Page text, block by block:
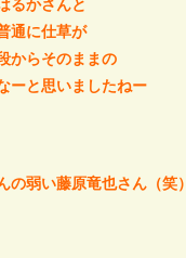
るかさんと
通に仕草が
からそのままの
ーと思いましたねー
の弱い藤原竜也さん（笑）